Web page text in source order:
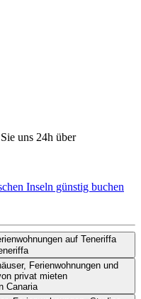
uns 24h über
Canaria